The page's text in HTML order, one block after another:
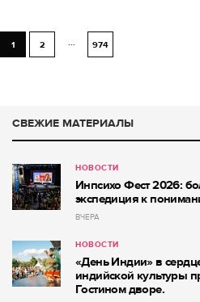
1 2 ... 974
СВЕЖИЕ МАТЕРИАЛЫ
НОВОСТИ
Инпсихо Фест 2026:
экспедиция к
ВЧЕРА
НОВОСТИ
«День Индии» в
индийской культуры
Гостином дворе.